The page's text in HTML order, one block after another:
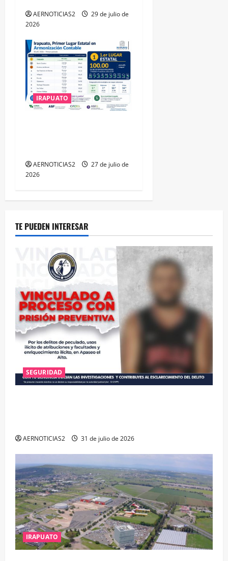
AERNOTICIAS2
29 de julio de
2026
IRAPUATO
AERNOTICIAS2
27 de julio de
2026
TE PUEDEN INTERESAR
SEGURIDAD
AERNOTICIAS2 31 de julio de 2026
IRAPUATO